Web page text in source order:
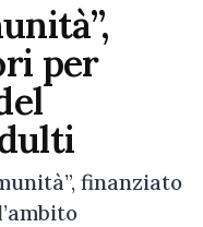
per
finanziato